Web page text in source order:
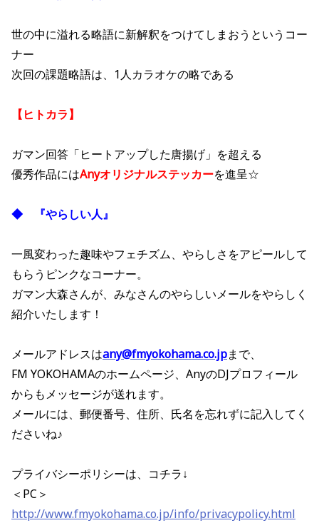
世の中に溢れる略語に新解釈をつけてしまおうというコー
ナー
次回の課題略語は、1人カラオケの略である
【ヒトカラ】
ガマン回答「ヒートアップした唐揚げ」を超える
優秀作品にはAnyオリジナルステッカーを進呈☆
◆ 『やらしい人』
一風変わった趣味やフェチズム、やらしさをアピールして
もらうピンクなコーナー。
ガマン大森さんが、みなさんのやらしいメールをやらしく
紹介いたします！
メールアドレスはany@fmyokohama.co.jpまで、
FM YOKOHAMAのホームページ、AnyのDJプロフィール
からもメッセージが送れます。
メールには、郵便番号、住所、氏名を忘れずに記入してく
ださいね♪
プライバシーポリシーは、コチラ↓
＜PC＞
http://www.fmyokohama.co.jp/info/privacypolicy.html